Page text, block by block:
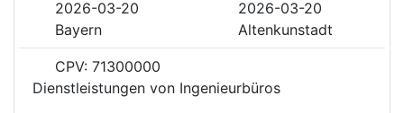
2026-03-20
2026-03-20
Bayern
Altenkunstadt
CPV: 71300000
Dienstleistungen von Ingenieurbüros